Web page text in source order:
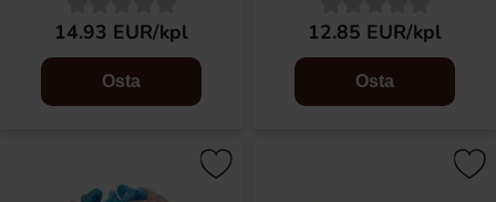
14.93 EUR/kpl
Osta
12.85 EUR/kpl
Osta